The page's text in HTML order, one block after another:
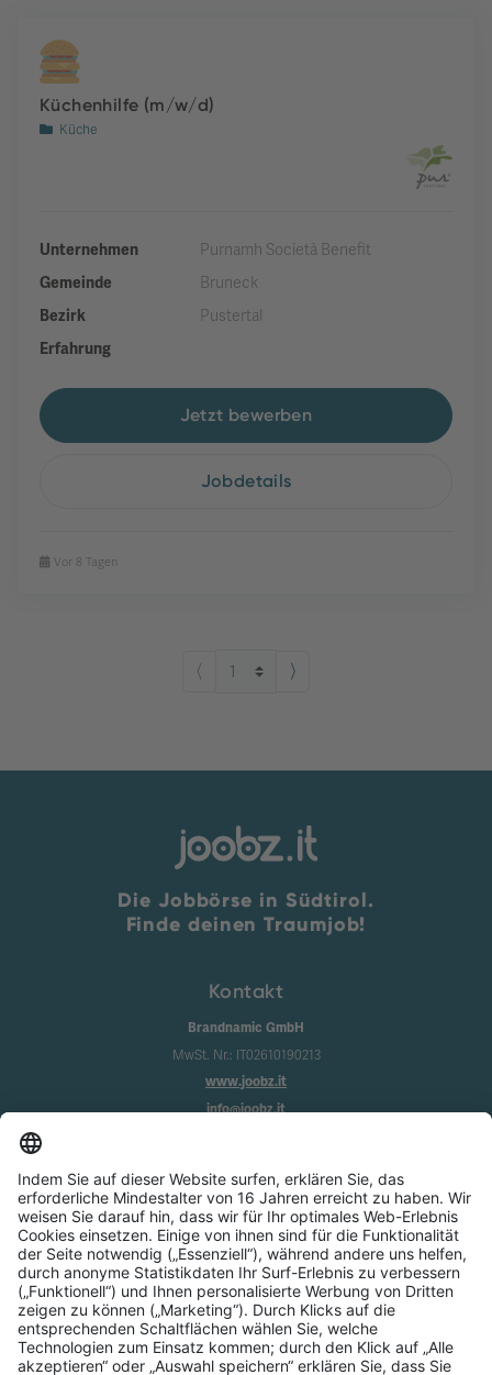
Küchenhilfe (m/w/d)
Küche
Unternehmen
Purnamh Società Benefit
Gemeinde
Bruneck
Bezirk
Pustertal
Erfahrung
Jetzt bewerben
Jobdetails
Vor 8 Tagen
⟨ ⟩
Die Jobbörse in Südtirol.
Finde deinen Traumjob!
Kontakt
Brandnamic GmbH
MwSt. Nr.: IT02610190213
www.joobz.it
info@joobz.it
Impressum
Datenschutz
AGB
Cookie-Einstellungen
Service
Über uns